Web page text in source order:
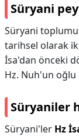
Süryani
Süryani
tarihsel olarak
İsa'dan önceki
Hz. Nuh'un oğlu
Süryaniler
Süryani'ler Hz